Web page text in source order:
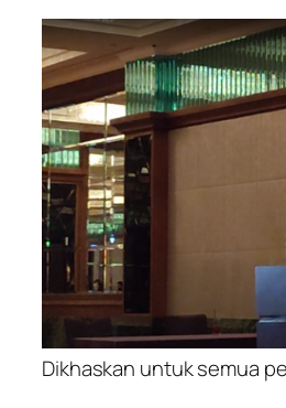
Dikhaskan untuk semua